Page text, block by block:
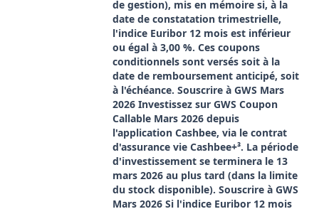
de gestion), mis en mémoire si, à la
date de constatation trimestrielle,
l'indice Euribor 12 mois est inférieur
ou égal à 3,00 %. Ces coupons
conditionnels sont versés soit à la
date de remboursement anticipé, soit
à l'échéance. Souscrire à GWS Mars
2026 Investissez sur GWS Coupon
Callable Mars 2026 depuis
l'application Cashbee, via le contrat
d'assurance vie Cashbee+³. La période
d'investissement se terminera le 13
mars 2026 au plus tard (dans la limite
du stock disponible). Souscrire à GWS
Mars 2026 Si l'indice Euribor 12 mois